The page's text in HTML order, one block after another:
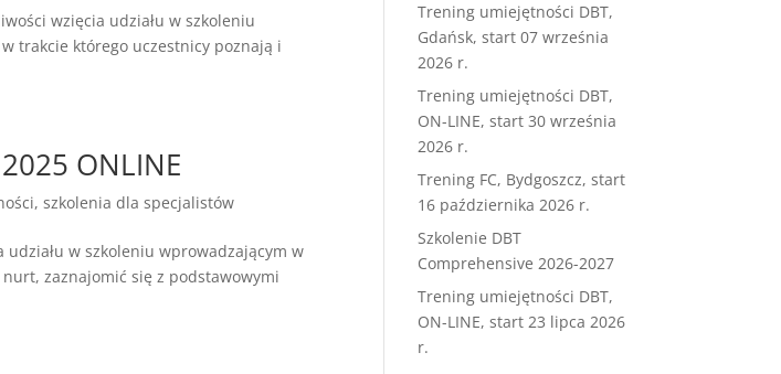
wzięcia udziału w szkoleniu
trakcie którego uczestnicy poznają i
ONLINE
,szkolenia dla specjalistów
w szkoleniu wprowadzającym w
zaznajomić się z podstawowymi
Trening umiejętności DBT,
Gdańsk, start 07 września
2026 r.
Trening umiejętności DBT,
ON-LINE, start 30 września
2026 r.
Trening FC, Bydgoszcz, start
16 października 2026 r.
Szkolenie DBT
Comprehensive 2026-2027
Trening umiejętności DBT,
ON-LINE, start 23 lipca 2026
r.